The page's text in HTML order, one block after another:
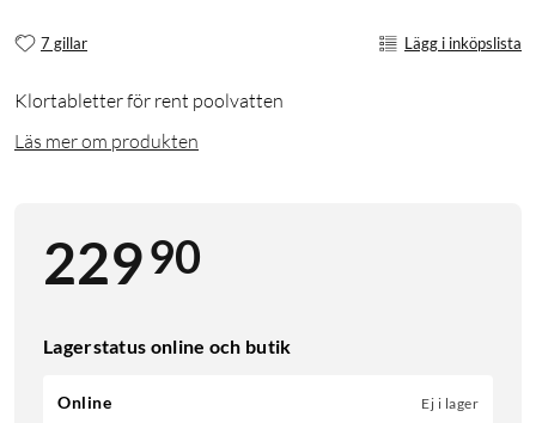
7 gillar Lägg i inköpslista
Klortabletter för rent poolvatten
Läs mer om produkten
22990
Lagerstatus online och butik
Online Ej i lager